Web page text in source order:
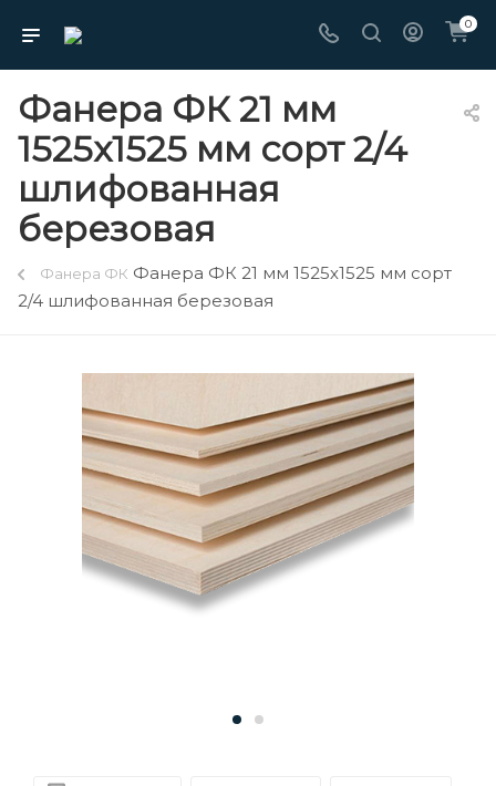
0
Фанера ФК 21 мм
1525х1525 мм сорт 2/4
шлифованная
березовая
Фанера ФК Фанера ФК 21 мм 1525х1525 мм сорт
2/4 шлифованная березовая